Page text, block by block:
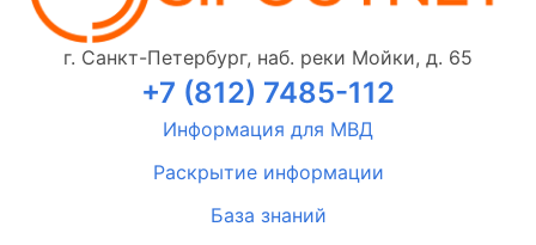
г. Санкт-Петербург, наб. реки Мойки, д. 65
+7 (812) 7485-112
Информация для МВД
Раскрытие информации
База знаний